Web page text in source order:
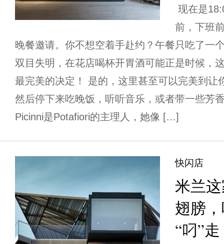
现在是
前，下班
晚餐邀请。你不想空着手赴约？午餐只吃了一
双目失明，在花店喝杯开胃酒可能正是时候，
最完美的决定！ 是的，这里甚至可以完美到让
然后停下来吃晚饭，听听音乐，或者带一些芳
Picinni是Potafiori的主理人，她像 […]
快闪店
米兰
翅膀
“叼”